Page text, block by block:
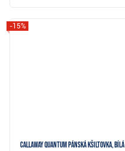
Callaway Quantum pánská kšiltovka, bílá
-15%